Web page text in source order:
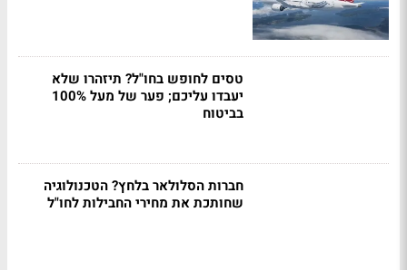
טסים לחופש בחו"ל? תיזהרו שלא
יעבדו עליכם; פער של מעל 100%
בביטוח
חברות הסלולאר בלחץ? הטכנולוגיה
שחותכת את מחירי החבילות לחו"ל